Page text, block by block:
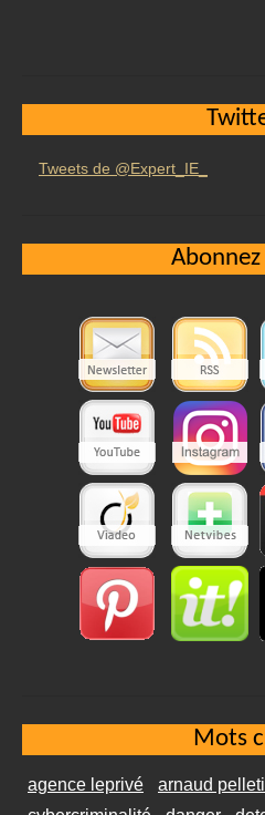
Tweets de @Expert_IE_
Mots
agence leprivé arnaud